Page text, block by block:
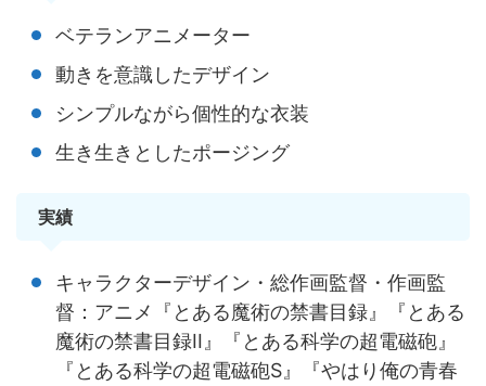
ベテランアニメーター
動きを意識したデザイン
シンプルながら個性的な衣装
生き生きとしたポージング
実績
キャラクターデザイン・総作画監督・作画監
督：アニメ『とある魔術の禁書目録』『とある
魔術の禁書目録II』『とある科学の超電磁砲』
『とある科学の超電磁砲S』『やはり俺の青春